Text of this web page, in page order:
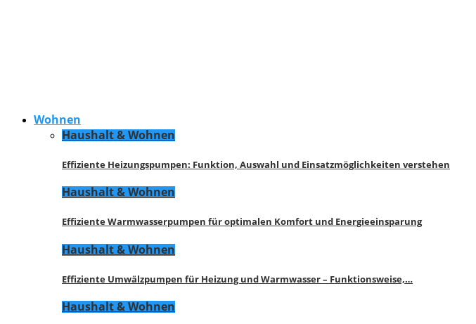
Wohnen
Haushalt & Wohnen
Effiziente Heizungspumpen: Funktion, Auswahl und Einsatzmöglichkeiten verstehen
Haushalt & Wohnen
Effiziente Warmwasserpumpen für optimalen Komfort und Energieeinsparung
Haushalt & Wohnen
Effiziente Umwälzpumpen für Heizung und Warmwasser – Funktionsweise,…
Haushalt & Wohnen